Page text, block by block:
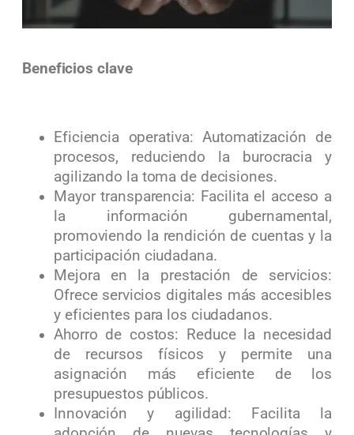
Beneficios clave
Eficiencia operativa: Automatización de
procesos, reduciendo la burocracia y
agilizando la toma de decisiones.
Mayor transparencia: Facilita el acceso a
la información gubernamental,
promoviendo la rendición de cuentas y la
participación ciudadana.
Mejora en la prestación de servicios:
Ofrece servicios digitales más accesibles
y eficientes para los ciudadanos.
Ahorro de costos: Reduce la necesidad
de recursos físicos y permite una
asignación más eficiente de los
presupuestos públicos.
Innovación y agilidad: Facilita la